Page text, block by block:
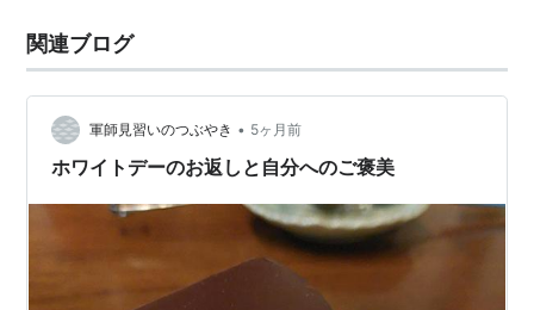
関連ブログ
軍師見習いのつぶやき • 5ヶ月前
ホワイトデーのお返しと自分へのご褒美